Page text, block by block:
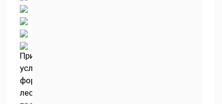
При
усложненной
форме
лестничного